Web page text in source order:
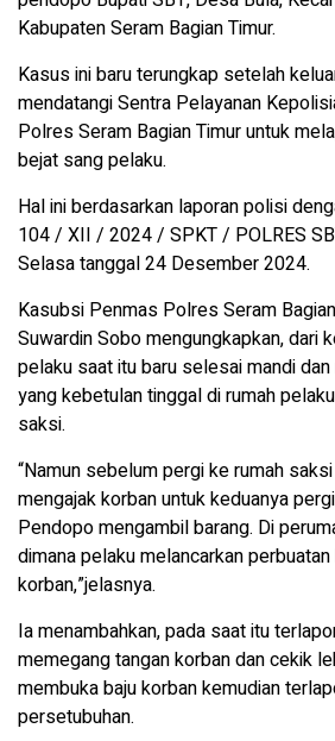
Kabupaten Seram Bagian Timur.
Kasus ini baru terungkap setelah
mendatangi Sentra Pelayanan
Polres Seram Bagian Timur untuk
bejat sang pelaku.
Hal ini berdasarkan laporan polisi
104 / XII / 2024 / SPKT / POLRES
Selasa tanggal 24 Desember 2024.
Kasubsi Penmas Polres Seram
Suwardin Sobo mengungkapkan, dari
pelaku saat itu baru selesai mandi
yang kebetulan tinggal di rumah
saksi.
“Namun sebelum pergi ke rumah
mengajak korban untuk keduanya
Pendopo mengambil barang. Di
dimana pelaku melancarkan
korban,”jelasnya.
Ia menambahkan, pada saat itu
memegang tangan korban dan cekik
membuka baju korban kemudian
persetubuhan.